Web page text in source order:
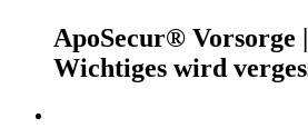
ApoSecur® Vorsorge
Wichtiges wird